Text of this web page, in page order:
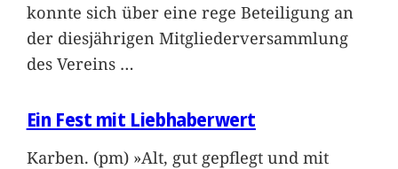
konnte sich über eine rege Beteiligung an
der diesjährigen Mitgliederversammlung
des Vereins …
Ein Fest mit Liebhaberwert
Karben. (pm) »Alt, gut gepflegt und mit